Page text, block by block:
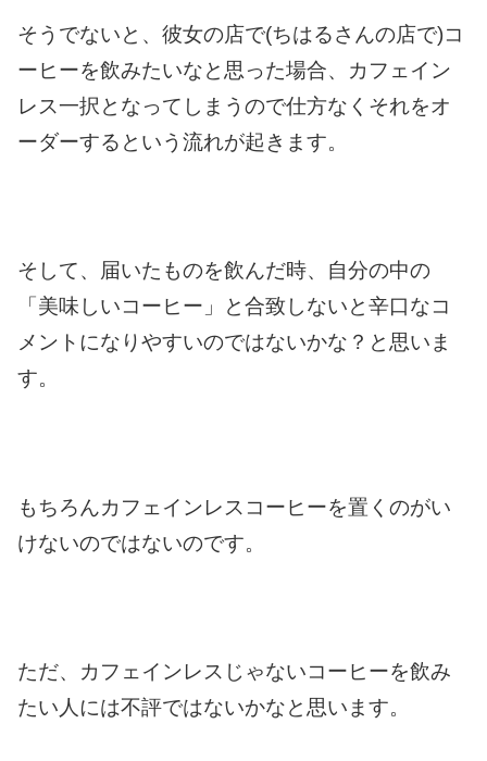
そうでないと、彼女の店で(ちはるさんの店で)コ
ーヒーを飲みたいなと思った場合、 カフェイン
レス一択となってしまうので仕方なくそれをオ
ーダーするという流れが起きます。
そして、届いたものを飲んだ時、 自分の中の
「美味しいコーヒー」と合致しないと辛口なコ
メントになりやすいのではないかな？と思いま
す。
もちろんカフェインレスコーヒーを置くのがい
けないのではないのです。
ただ、カフェインレスじゃないコーヒーを飲み
たい人には不評ではないかなと思います。